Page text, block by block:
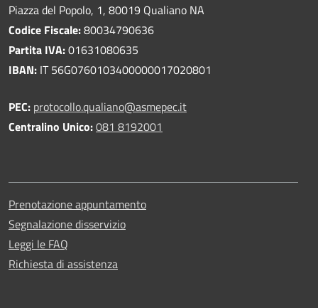
Piazza del Popolo, 1, 80019 Qualiano NA
Codice Fiscale:80034790636
Partita IVA:01631080635
IBAN: IT 56G0760103400000017020801
PEC: protocollo.qualiano@asmepec.it
Centralino Unico:081 8192001
Prenotazione appuntamento
Segnalazione disservizio
Leggi le FAQ
Richiesta di assistenza